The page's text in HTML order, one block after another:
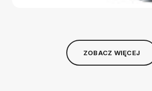
ZOBACZ WIĘCEJ